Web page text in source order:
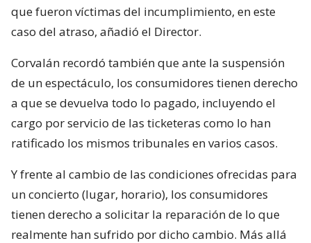
que fueron víctimas del incumplimiento, en este
caso del atraso, añadió el Director.
Corvalán recordó también que ante la suspensión
de un espectáculo, los consumidores tienen derecho
a que se devuelva todo lo pagado, incluyendo el
cargo por servicio de las ticketeras como lo han
ratificado los mismos tribunales en varios casos.
Y frente al cambio de las condiciones ofrecidas para
un concierto (lugar, horario), los consumidores
tienen derecho a solicitar la reparación de lo que
realmente han sufrido por dicho cambio. Más allá